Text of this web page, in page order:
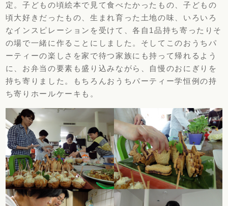
定。子どもの頃絵本で見て食べたかったもの、子どもの
頃大好きだったもの、生まれ育った土地の味、いろいろ
なインスピレーションを受けて、各自1品持ち寄ったりそ
の場で一緒に作ることにしました。そしてこのおうちパ
ーティーの楽しさを家で待つ家族にも持って帰れるよう
に、お弁当の要素も盛り込みながら、自慢のおにぎりを
持ち寄りました。もちろんおうちパーティー学恒例の持
ち寄りホールケーキも。